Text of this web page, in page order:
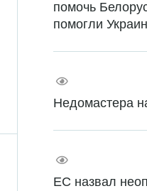
помочь
помогли
Недомастера
ЕС назвал